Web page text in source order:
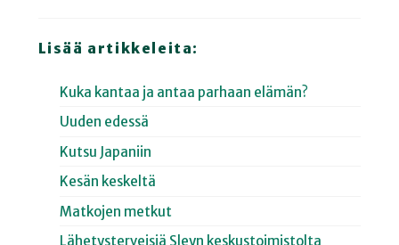
Lisää artikkeleita:
Kuka kantaa ja antaa parhaan elämän?
Uuden edessä
Kutsu Japaniin
Kesän keskeltä
Matkojen metkut
Lähetysterveisiä Sleyn keskustoimistolta